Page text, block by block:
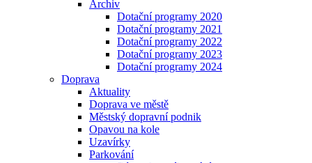
Archiv
Dotační programy 2020
Dotační programy 2021
Dotační programy 2022
Dotační programy 2023
Dotační programy 2024
Doprava
Aktuality
Doprava ve městě
Městský dopravní podnik
Opavou na kole
Uzavírky
Parkování